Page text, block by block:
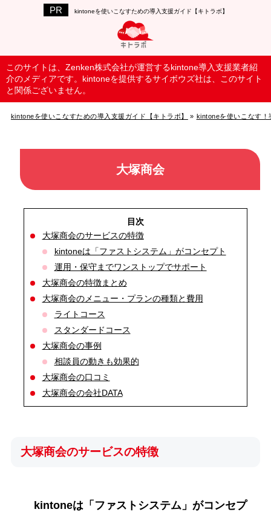
kintoneを使いこなすための導入支援ガイド【キトラボ】
このサイトは、Zenken株式会社が運営するkintone導入支援業者紹
介のメディアです。kintoneを提供するサイボウズ社は、このサイト
と関係ございません。
kintoneを使いこなすための導入支援ガイド【キトラボ】 » kintoneを使いこなす！
大塚商会
大塚商会のサービスの特徴
kintoneは「ファストシステム」がコンセプト
運用・保守までワンストップでサポート
大塚商会の特徴まとめ
大塚商会のメニュー・プランの種類と費用
ライトコース
スタンダードコース
大塚商会の事例
相談員の動きも効果的
大塚商会の口コミ
大塚商会の会社DATA
大塚商会のサービスの特徴
kintoneは「ファストシステム」がコンセプ